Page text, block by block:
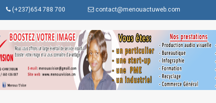
(+237)654 788 700 contact@menouactuweb.com